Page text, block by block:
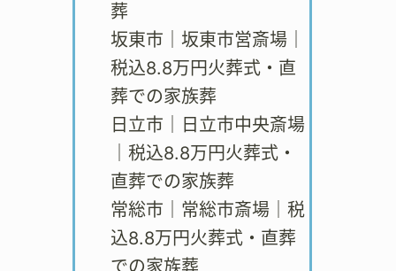
葬
坂東市｜坂東市営斎場｜
税込8.8万円火葬式・直
葬での家族葬
日立市｜日立市中央斎場
｜税込8.8万円火葬式・
直葬での家族葬
常総市｜常総市斎場｜税
込8.8万円火葬式・直葬